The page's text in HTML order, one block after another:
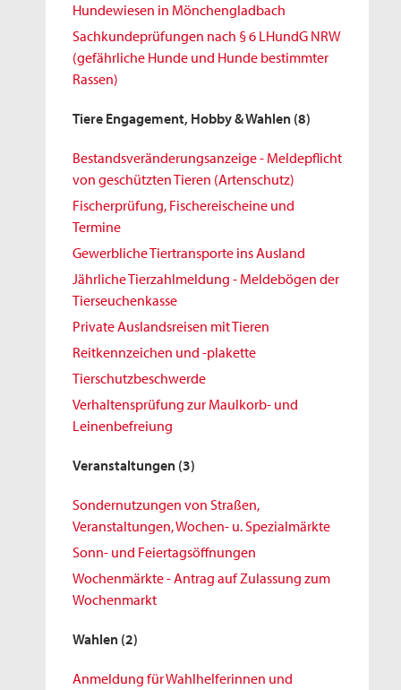
Hundewiesen in Mönchengladbach
Sachkundeprüfungen nach § 6 LHundG NRW
(gefährliche Hunde und Hunde bestimmter
Rassen)
Tiere Engagement, Hobby & Wahlen (8)
Bestandsveränderungsanzeige - Meldepflicht
von geschützten Tieren (Artenschutz)
Fischerprüfung, Fischereischeine und
Termine
Gewerbliche Tiertransporte ins Ausland
Jährliche Tierzahlmeldung - Meldebögen der
Tierseuchenkasse
Private Auslandsreisen mit Tieren
Reitkennzeichen und -plakette
Tierschutzbeschwerde
Verhaltensprüfung zur Maulkorb- und
Leinenbefreiung
Veranstaltungen (3)
Sondernutzungen von Straßen,
Veranstaltungen, Wochen- u. Spezialmärkte
Sonn- und Feiertagsöffnungen
Wochenmärkte - Antrag auf Zulassung zum
Wochenmarkt
Wahlen (2)
Anmeldung für Wahlhelferinnen und